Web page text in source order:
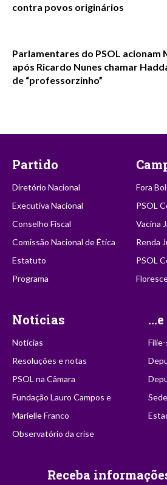
contra povos originários
Parlamentares do PSOL acionam
após Ricardo Nunes chamar
de “professorzinho”
Partido
Diretório Nacional
Executiva Nacional
Conselho Fiscal
Comissão Nacional de Ética
Estatuto
Programa
Fora
PSOL
Vacina
Renda
PSOL
Notícias
Notícias
Resoluções e notas
PSOL na Câmara
Fundação Lauro Campos e
Marielle Franco
Observatório da crise
Receba